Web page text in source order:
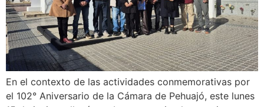
En el contexto de las actividades conmemorativas por
el 102° Aniversario de la Cámara de Pehuajó, este lunes